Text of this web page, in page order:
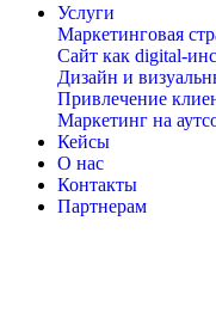
Услуги
Маркетинговая
Сайт как digital-
Дизайн и
Привлечение
Маркетинг на
Кейсы
О нас
Контакты
Партнерам